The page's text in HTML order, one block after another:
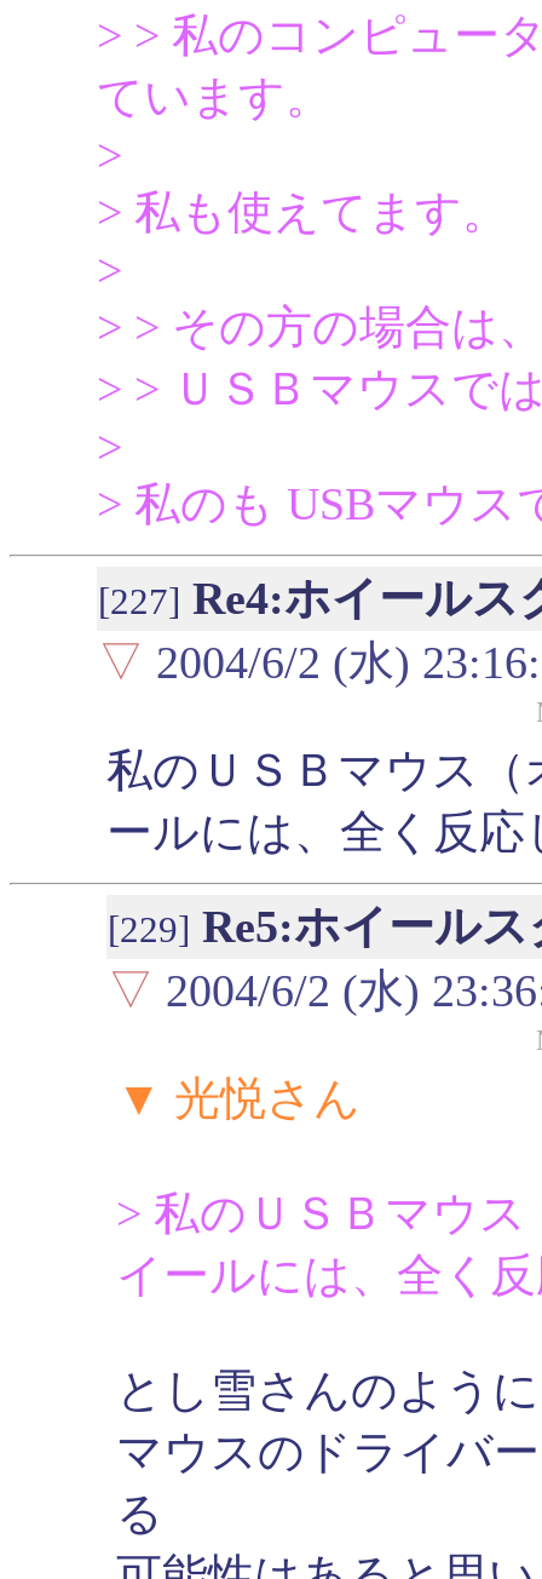
> > 私のコンピュー
ています。
>
> 私も使えてます。
>
> > その方の場合は
> > ＵＳＢマウスで
>
> 私のも USBマウス
[227] Re4:ホイールス
▽ 2004/6/2 (水)
私のＵＳＢマウス
ールには、全く反
[229] Re5:ホイール
▽ 2004/6/2 (水)
▼ 光悦さん
> 私のＵＳＢマウ
イールには、全く
とし雪さんのよう
マウスのドライバ
る